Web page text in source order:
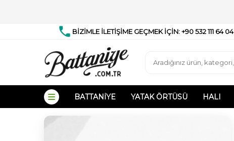
BİZİMLE İLETİŞİME GEÇMEK İÇİN: +90 532 111 64 04
BATTANIYE YATAK ÖRTÜSÜ HALI